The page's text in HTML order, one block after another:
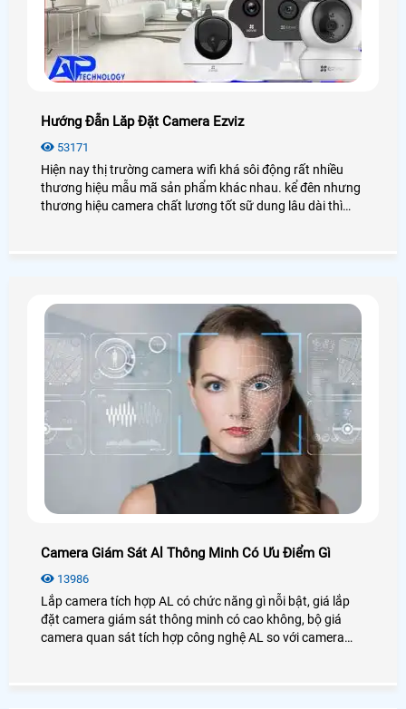
Hướng Đẫn Lăp Đặt Camera Ezviz
53171
Hiện nay thị trường camera wifi khá sôi động rất nhiều
thương hiệu mẫu mã sản phẩm khác nhau. kể đên nhưng
thương hiệu camera chất lương tốt sữ dung lâu dài thì
Camera Giám Sát Al Thông Minh Có Ưu Điểm Gì
13986
Lắp camera tích hợp AL có chức năng gì nỗi bật, giá lắp
đặt camera giám sát thông minh có cao không, bộ giá
camera quan sát tích hợp công nghệ AL so với camera